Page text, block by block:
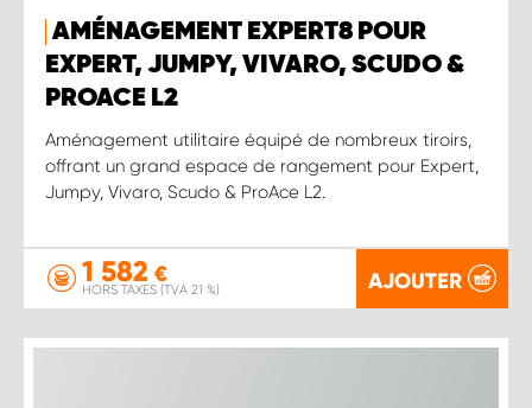
AMÉNAGEMENT EXPERT8 POUR
EXPERT, JUMPY, VIVARO, SCUDO &
PROACE L2
Aménagement utilitaire équipé de nombreux tiroirs,
offrant un grand espace de rangement pour Expert,
Jumpy, Vivaro, Scudo & ProAce L2.
1 582 €
HORS TAXES (TVA 21 %) AJOUTER